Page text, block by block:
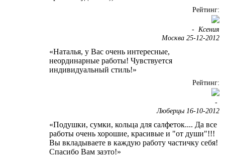
Рейтинг:
- Ксения
Москва 25-12-2012
«Наталья, у Вас очень интересные,
неординарные работы! Чувствуется
индивидуальный стиль!»
Рейтинг:
-
Люберцы 16-10-2012
«Подушки, сумки, кольца для салфеток.... Да все
работы очень хорошие, красивые и "от души"!!!
Вы вкладываете в каждую работу частичку себя!
Спасибо Вам заэто!»